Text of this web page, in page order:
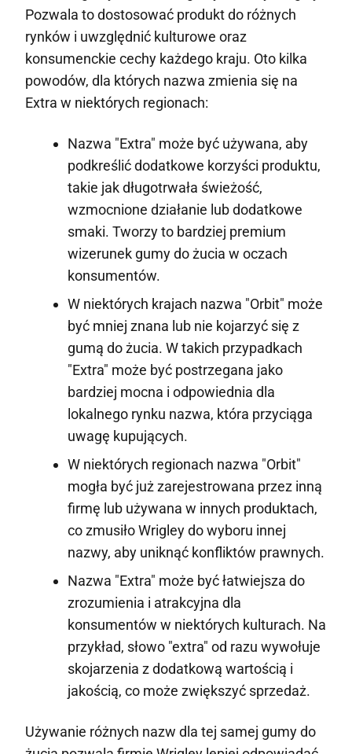
Pozwala to dostosować produkt do różnych
rynków i uwzględnić kulturowe oraz
konsumenckie cechy każdego kraju. Oto kilka
powodów, dla których nazwa zmienia się na
Extra w niektórych regionach:
Nazwa "Extra" może być używana, aby
podkreślić dodatkowe korzyści produktu,
takie jak długotrwała świeżość,
wzmocnione działanie lub dodatkowe
smaki. Tworzy to bardziej premium
wizerunek gumy do żucia w oczach
konsumentów.
W niektórych krajach nazwa "Orbit" może
być mniej znana lub nie kojarzyć się z
gumą do żucia. W takich przypadkach
"Extra" może być postrzegana jako
bardziej mocna i odpowiednia dla
lokalnego rynku nazwa, która przyciąga
uwagę kupujących.
W niektórych regionach nazwa "Orbit"
mogła być już zarejestrowana przez inną
firmę lub używana w innych produktach,
co zmusiło Wrigley do wyboru innej
nazwy, aby uniknąć konfliktów prawnych.
Nazwa "Extra" może być łatwiejsza do
zrozumienia i atrakcyjna dla
konsumentów w niektórych kulturach. Na
przykład, słowo "extra" od razu wywołuje
skojarzenia z dodatkową wartością i
jakością, co może zwiększyć sprzedaż.
Używanie różnych nazw dla tej samej gumy do